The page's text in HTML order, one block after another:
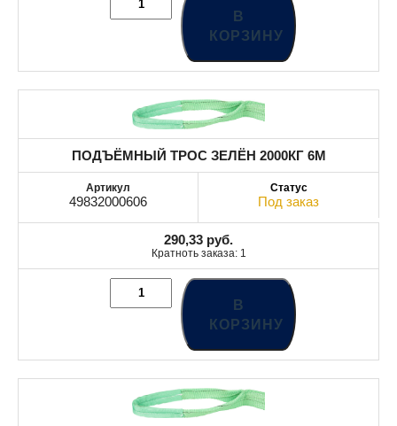
В
КОРЗИНУ
ПОДЪЁМНЫЙ ТРОС ЗЕЛЁН 2000КГ 6M
49832000606 Под заказ
290,33 руб.
Кратноть заказа: 1
В
КОРЗИНУ